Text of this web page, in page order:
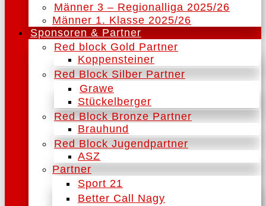
Männer 3 – Regionalliga 2025/26
Männer 1. Klasse 2025/26
Sponsoren & Partner
Red block Gold Partner
Koppensteiner
Red Block Silber Partner
Grawe
Stückelberger
Red Block Bronze Partner
Brauhund
Red Block Jugendpartner
ASZ
Partner
Sport 21
Better Call Nagy